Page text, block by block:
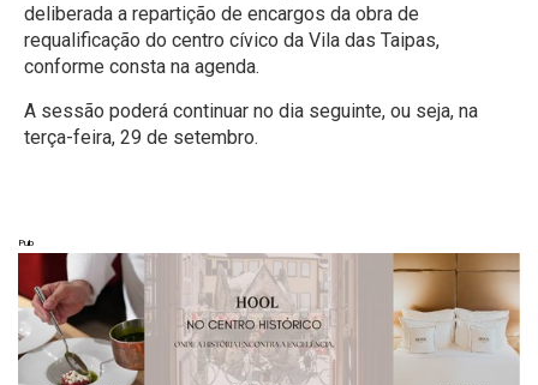
deliberada a repartição de encargos da obra de
requalificação do centro cívico da Vila das Taipas,
conforme consta na agenda.
A sessão poderá continuar no dia seguinte, ou seja, na
terça-feira, 29 de setembro.
Pub